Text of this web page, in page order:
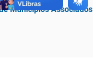
Municípios Associados